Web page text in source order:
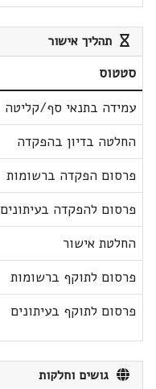
תהליך אישור
סטטוס
עמידה בתנאי סף/קליטה
החלטה בדיון בהפקדה
פרסום הפקדה ברשומות
פרסום להפקדה בעיתונים
החלטת אישור
פרסום לתוקף ברשומות
פרסום לתוקף בעיתונים
גושים וחלקות